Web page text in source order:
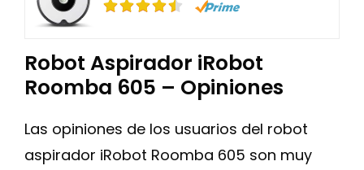
Robot Aspirador iRobot
Roomba 605 – Opiniones
Las opiniones de los usuarios del robot
aspirador iRobot Roomba 605 son muy